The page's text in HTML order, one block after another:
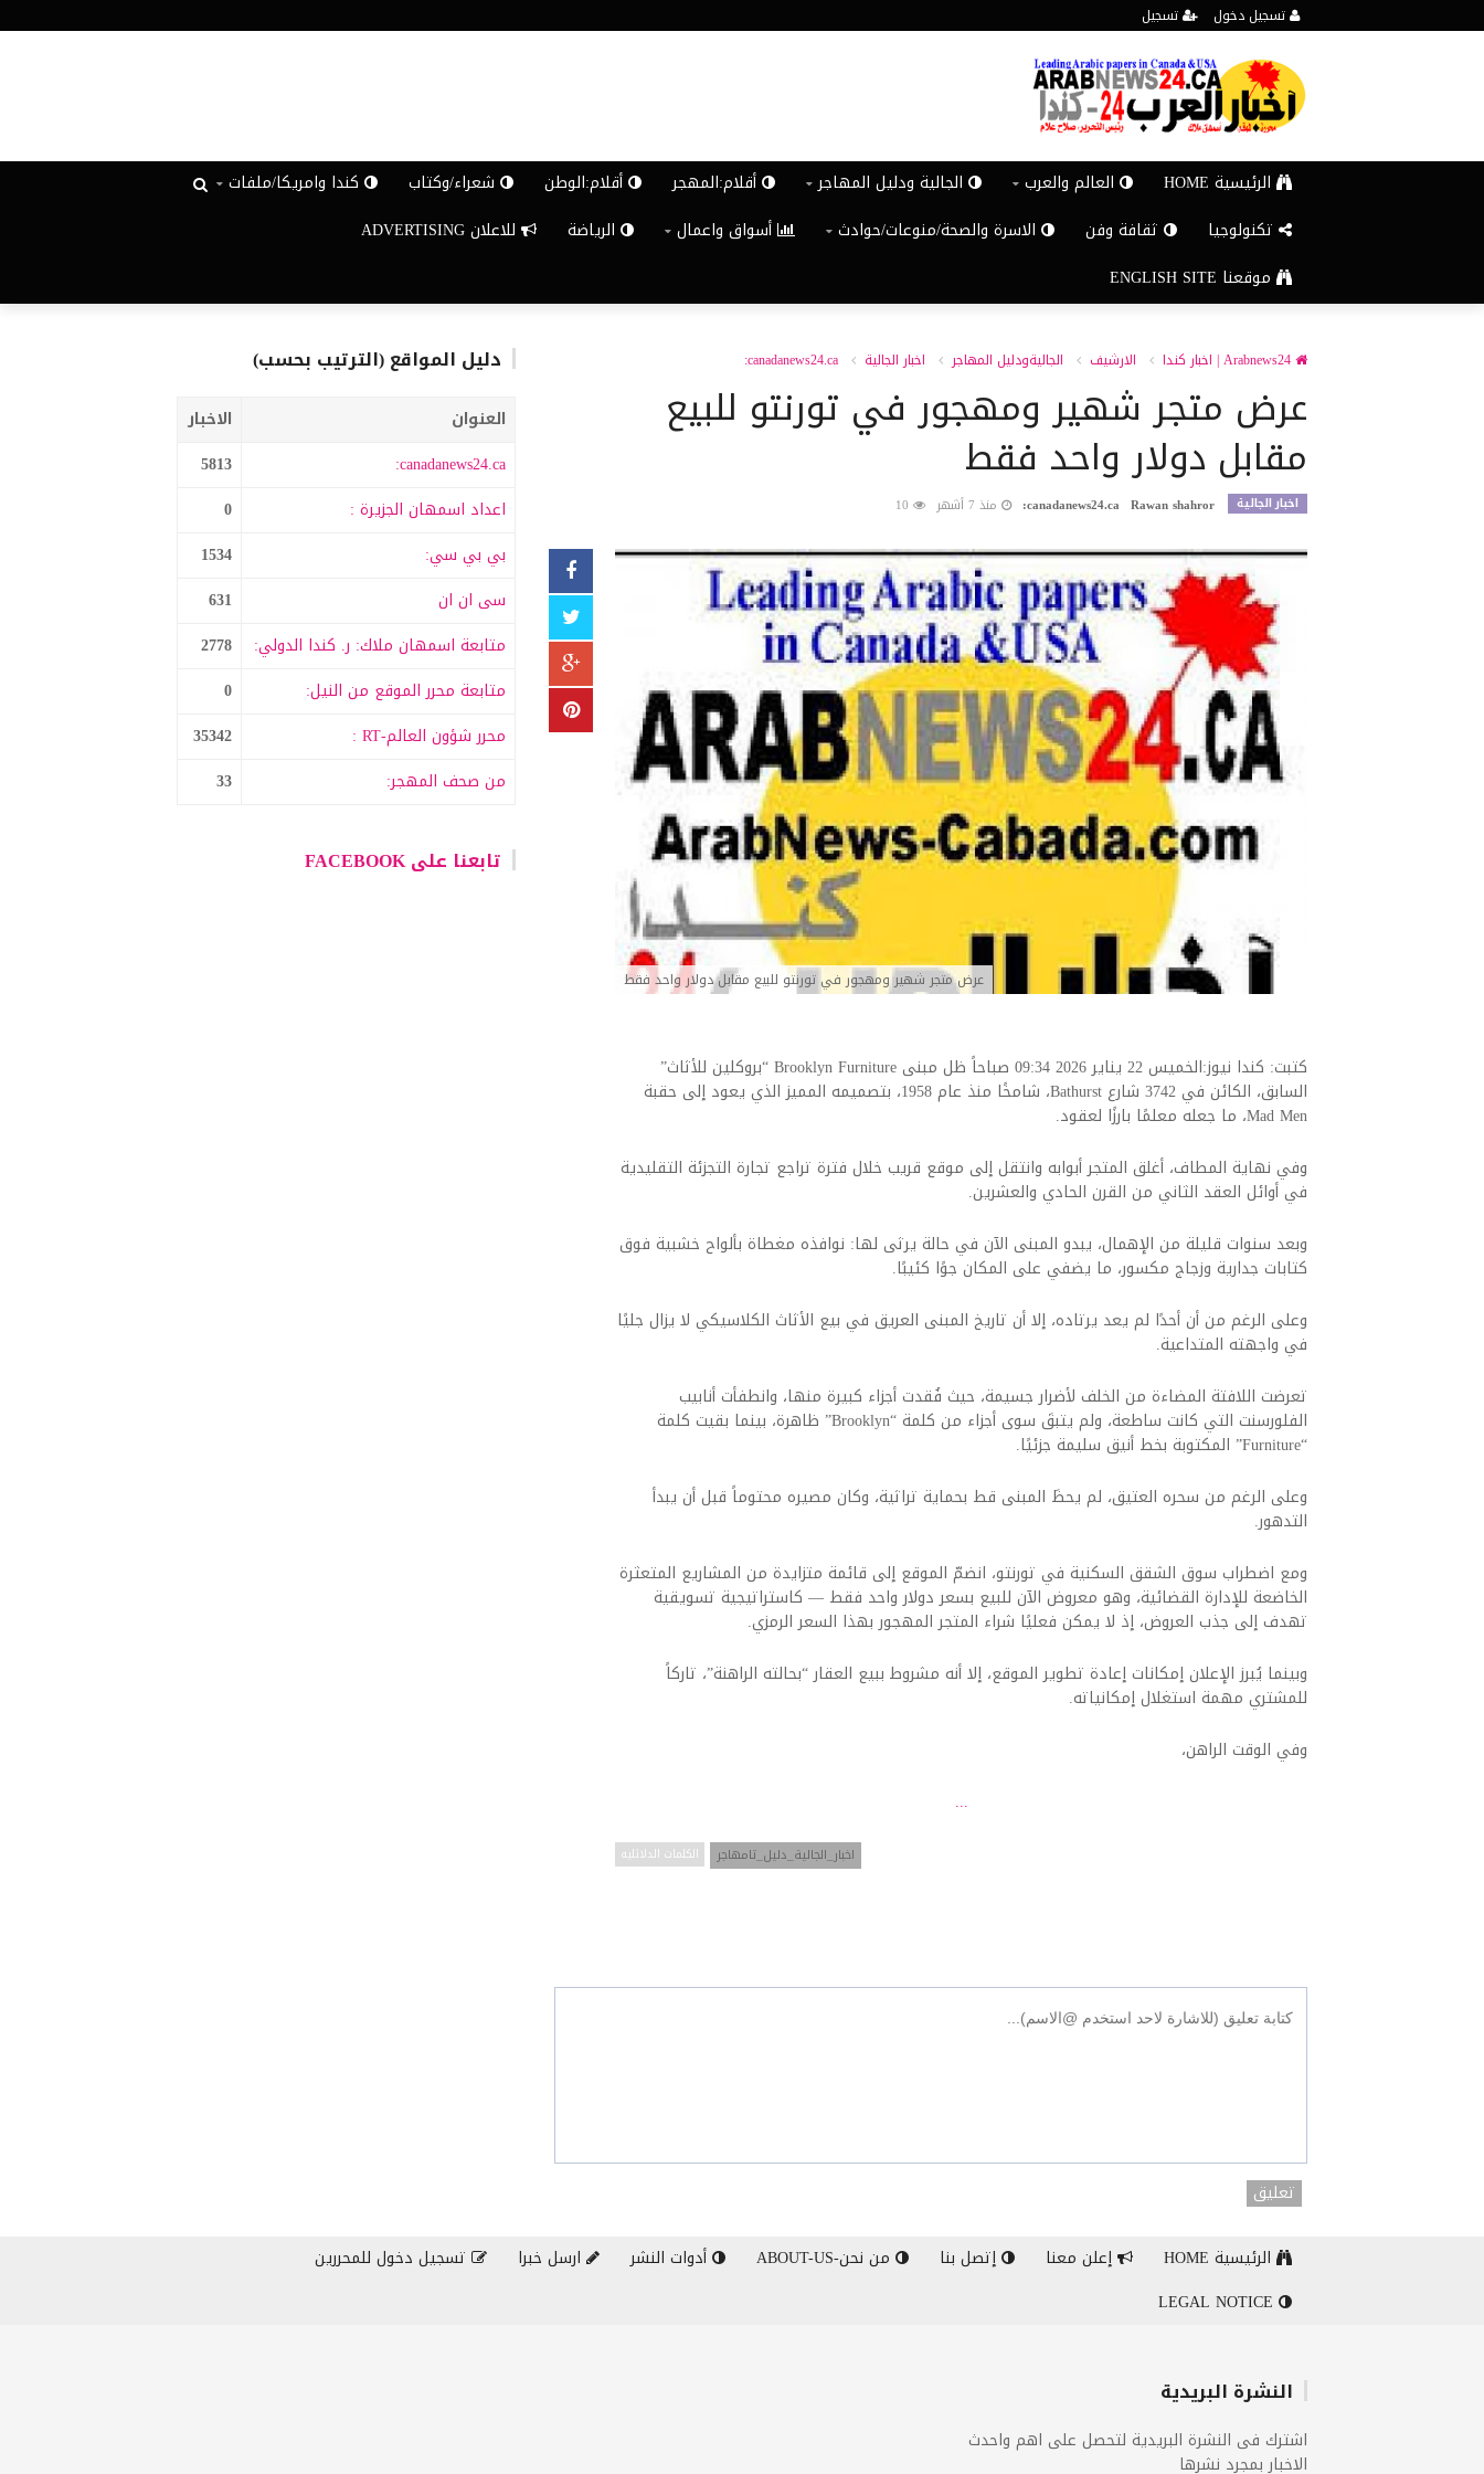
تسجيل دخول تسجيل
الرئيسية HOME العالم والعرب الجالية ودليل المهاجر أقلام:المهجر أقلام:الوطن شعراء/وكتاب
كندا وامريكا/ملفات
تكنولوجيا
ثقافة وفن الاسرة والصحة/منوعات/حوادث أسواق واعمال الرياضة
للاعلان ADVERTISING
موقعنا ENGLISH SITE
دليل المواقع (الترتيب بحسب)
العنوان
الاخبار
canadanews24.ca:
5813
اعداد اسمهان الجزيرة :
0
بي بي سي:
1534
سى ان ان
631
متابعة اسمهان ملاك: ر. كندا الدولي:
2778
متابعة محرر الموقع من النيل:
0
محرر شؤون العالم-RT :
35342
من صحف المهجر:
33
تابعنا على FACEBOOK
الارشيف الجاليةودليل المهاجر اخبار الجالية canadanews24.ca:
عرض متجر شهير ومهجور في تورنتو للبيع
مقابل دولار واحد فقط
اخبار الجالية Rawan shahror
canadanews24.ca: منذ 7 أشهر
عرض متجر شهير ومهجور في تورنتو للبيع مقابل دولار واحد فقط
كتبت: كندا نيوز:الخميس 22 يناير 2026 09:34 صباحاً ظل مبنى Brooklyn Furniture “بروكلين للأثاث”
السابق، الكائن في 3742 شارع Bathurst، شامخًا منذ عام 1958، بتصميمه المميز الذي يعود إلى حقبة
Mad Men، ما جعله معلمًا بارزًا لعقود.
وفي نهاية المطاف، أغلق المتجر أبوابه وانتقل إلى موقع قريب خلال فترة تراجع تجارة التجزئة التقليدية
في أوائل العقد الثاني من القرن الحادي والعشرين.
وبعد سنوات قليلة من الإهمال، يبدو المبنى الآن في حالة يرثى لها: نوافذه مغطاة بألواح خشبية فوق
كتابات جدارية وزجاج مكسور، ما يضفي على المكان جوًا كئيبًا.
وعلى الرغم من أن أحدًا لم يعد يرتاده، إلا أن تاريخ المبنى العريق في بيع الأثاث الكلاسيكي لا يزال جليًا
في واجهته المتداعية.
تعرضت اللافتة المضاءة من الخلف لأضرار جسيمة، حيث فُقدت أجزاء كبيرة منها، وانطفأت أنابيب
الفلورسنت التي كانت ساطعة، ولم يتبقَ سوى أجزاء من كلمة “Brooklyn” ظاهرة، بينما بقيت كلمة
“Furniture” المكتوبة بخط أنيق سليمة جزئيًا.
وعلى الرغم من سحره العتيق، لم يحظَ المبنى قط بحماية تراثية، وكان مصيره محتوماً قبل أن يبدأ
التدهور.
ومع اضطراب سوق الشقق السكنية في تورنتو، انضمّ الموقع إلى قائمة متزايدة من المشاريع المتعثرة
الخاضعة للإدارة القضائية، وهو معروض الآن للبيع بسعر دولار واحد فقط — كاستراتيجية تسويقية
تهدف إلى جذب العروض، إذ لا يمكن فعليًا شراء المتجر المهجور بهذا السعر الرمزي.
وبينما يُبرز الإعلان إمكانات إعادة تطوير الموقع، إلا أنه مشروط ببيع العقار “بحالته الراهنة”، تاركاً
للمشتري مهمة استغلال إمكانياته.
وفي الوقت الراهن،
...
الكلمات الدلائليه اخبار_الجالية_دليل_تامهاجر
تعليق
الرئيسية HOME إعلن معنا إتصل بنا من نحن-ABOUT-US أدوات النشر ارسل خبرا
تسجيل دخول للمحررين
النشرة البريدية
اشترك فى النشرة البريدية لتحصل على اهم واحدث
الاخبار بمجرد نشرها